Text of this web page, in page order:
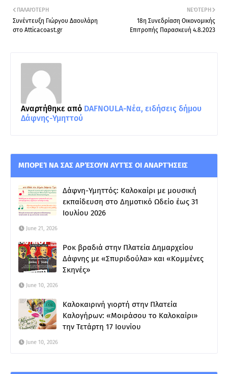
ΝΕΌΤΕΡΗ
18η Συνεδρίαση Οικονομικής
Επιτροπής Παρασκευή 4.8.2023
ΠΑΛΑΙΌΤΕΡΗ
Συνέντευξη Γιώργου Δαουλάρη
στο Atticacoast.gr
Αναρτήθηκε από DAFNOULA-Νέα, ειδήσεις δήμου
Δάφνης-Υμηττού
ΜΠΟΡΕΊ ΝΑ ΣΑΣ ΑΡΈΣΟΥΝ ΑΥΤΈΣ ΟΙ ΑΝΑΡΤΉΣΕΙΣ
Δάφνη-Υμηττός: Καλοκαίρι με μουσική
εκπαίδευση στο Δημοτικό Ωδείο έως 31
Ιουλίου 2026
June 21, 2026
Ροκ βραδιά στην Πλατεία Δημαρχείου
Δάφνης με «Σπυριδούλα» και «Κομμένες
Σκηνές»
June 10, 2026
Καλοκαιρινή γιορτή στην Πλατεία
Καλογήρων: «Μοιράσου το Καλοκαίρι»
την Τετάρτη 17 Ιουνίου
June 10, 2026